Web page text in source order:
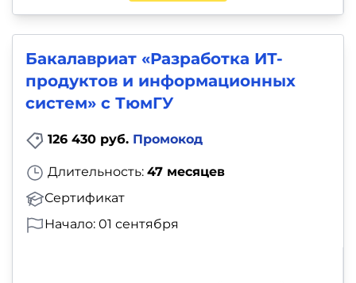
Бакалавриат «Разработка ИТ-
продуктов и информационных
систем» с ТюмГУ
126 430 руб. Промокод
Длительность: 47 месяцев
Сертификат
Начало: 01 сентября